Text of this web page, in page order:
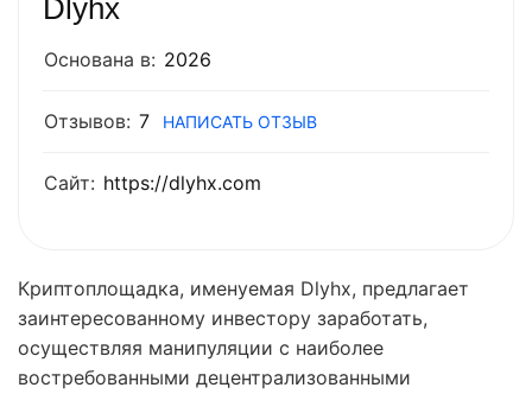
Dlyhx
Основана в: 2026
Отзывов: 7 НАПИСАТЬ ОТЗЫВ
Сайт: https://dlyhx.com
Криптоплощадка, именуемая Dlyhx, предлагает
заинтересованному инвестору заработать,
осуществляя манипуляции с наиболее
востребованными децентрализованными